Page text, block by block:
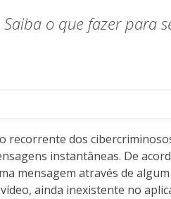
o que fazer para
recorrente dos
instantâneas. De
mensagem através de
ainda inexistente no